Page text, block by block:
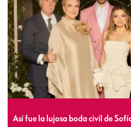
Así fue la lujosa boda civil de